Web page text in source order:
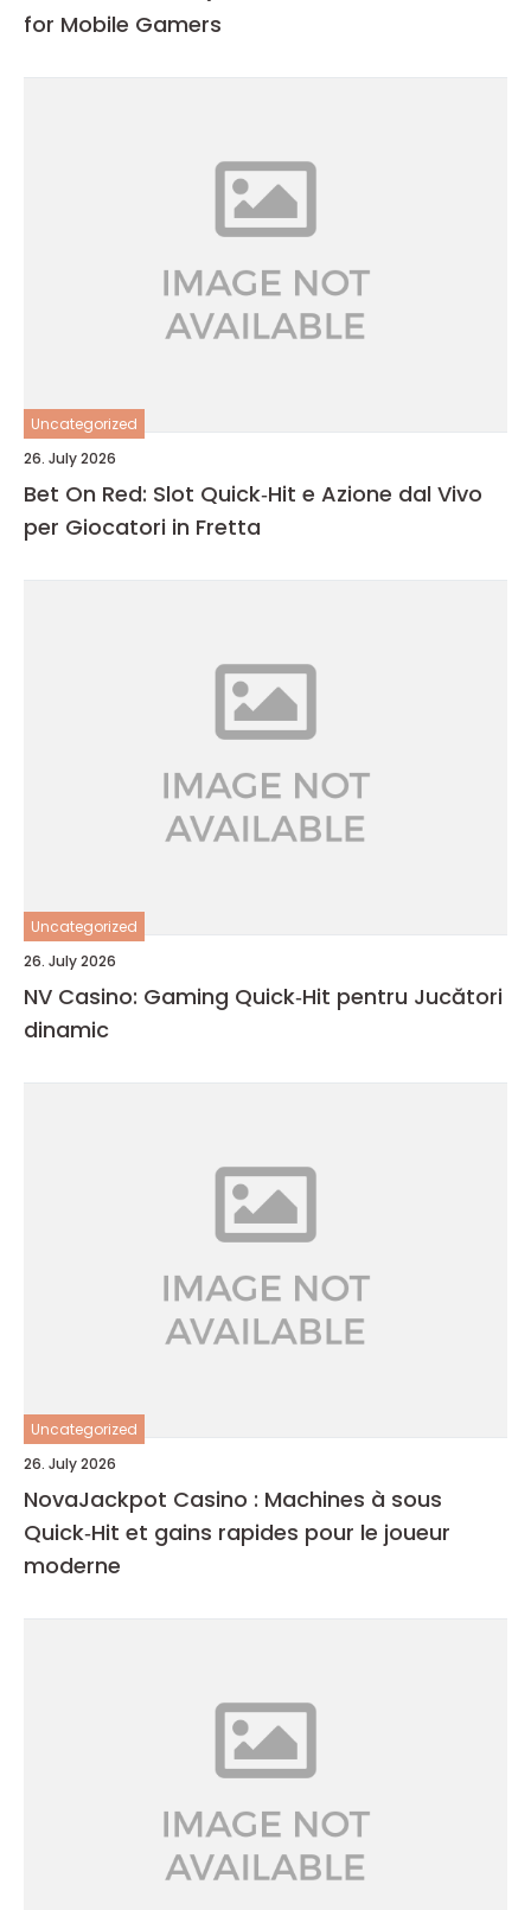
for Mobile Gamers
Uncategorized
26. July 2026
Bet On Red: Slot Quick‑Hit e Azione dal Vivo
per Giocatori in Fretta
Uncategorized
26. July 2026
NV Casino: Gaming Quick‑Hit pentru Jucători
dinamic
Uncategorized
26. July 2026
NovaJackpot Casino : Machines à sous
Quick‑Hit et gains rapides pour le joueur
moderne